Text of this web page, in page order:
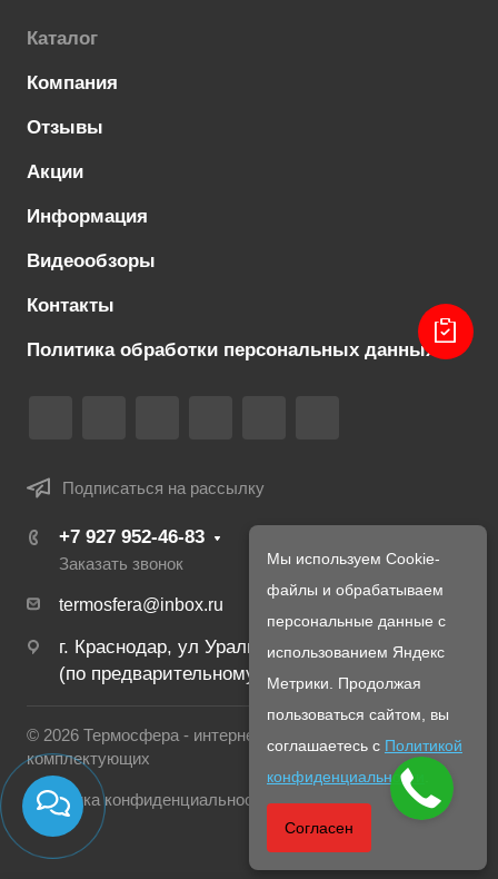
Каталог
Компания
Отзывы
Акции
Информация
Видеообзоры
Контакты
Политика обработки персональных данных
Подписаться на рассылку
+7 927 952-46-83
Заказать звонок
termosfera@inbox.ru
г. Краснодар, ул Уральская, 134Б
(по предварительному созвону с менеджером)
© 2026 Термосфера - интернет магазин печей и
комплектующих
Политика конфиденциальности
Мы используем Cookie-
файлы и обрабатываем
персональные данные с
использованием Яндекс
Метрики. Продолжая
пользоваться сайтом, вы
соглашаетесь с Политикой
конфиденциальности
Согласен